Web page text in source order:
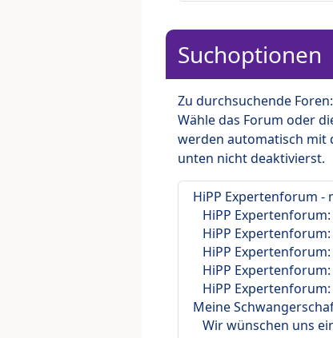
Suchoptionen
Zu durchsuchende Foren:
Wähle das Forum oder
werden automatisch mit
unten nicht deaktivierst.